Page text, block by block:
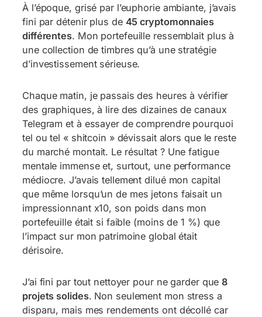
À l’époque, grisé par l’euphorie ambiante, j’avais
fini par détenir plus de 45 cryptomonnaies
différentes. Mon portefeuille ressemblait plus à
une collection de timbres qu’à une stratégie
d’investissement sérieuse.
Chaque matin, je passais des heures à vérifier
des graphiques, à lire des dizaines de canaux
Telegram et à essayer de comprendre pourquoi
tel ou tel « shitcoin » dévissait alors que le reste
du marché montait. Le résultat ? Une fatigue
mentale immense et, surtout, une performance
médiocre. J’avais tellement dilué mon capital
que même lorsqu’un de mes jetons faisait un
impressionnant x10, son poids dans mon
portefeuille était si faible (moins de 1 %) que
l’impact sur mon patrimoine global était
dérisoire.
J’ai fini par tout nettoyer pour ne garder que8
projets solides. Non seulement mon stress a
disparu, mais mes rendements ont décollé car